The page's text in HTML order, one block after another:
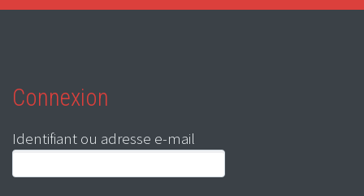
Connexion
Identifiant ou adresse e-mail